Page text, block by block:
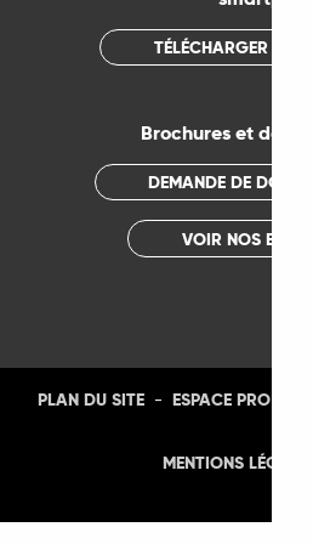
TÉLÉCHARGER
Brochures et
DEMANDE DE
VOIR NOS
PLAN DU SITE - ESPACE PRO
MENTIONS LÉGALES